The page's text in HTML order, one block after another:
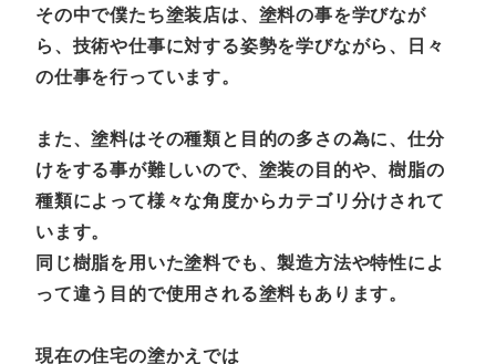
その中で僕たち塗装店は、塗料の事を学びなが
ら、技術や仕事に対する姿勢を学びながら、日々
の仕事を行っています。
また、塗料はその種類と目的の多さの為に、仕分
けをする事が難しいので、塗装の目的や、樹脂の
種類によって様々な角度からカテゴリ分けされて
います。
同じ樹脂を用いた塗料でも、製造方法や特性によ
って違う目的で使用される塗料もあります。
現在の住宅の塗かえでは